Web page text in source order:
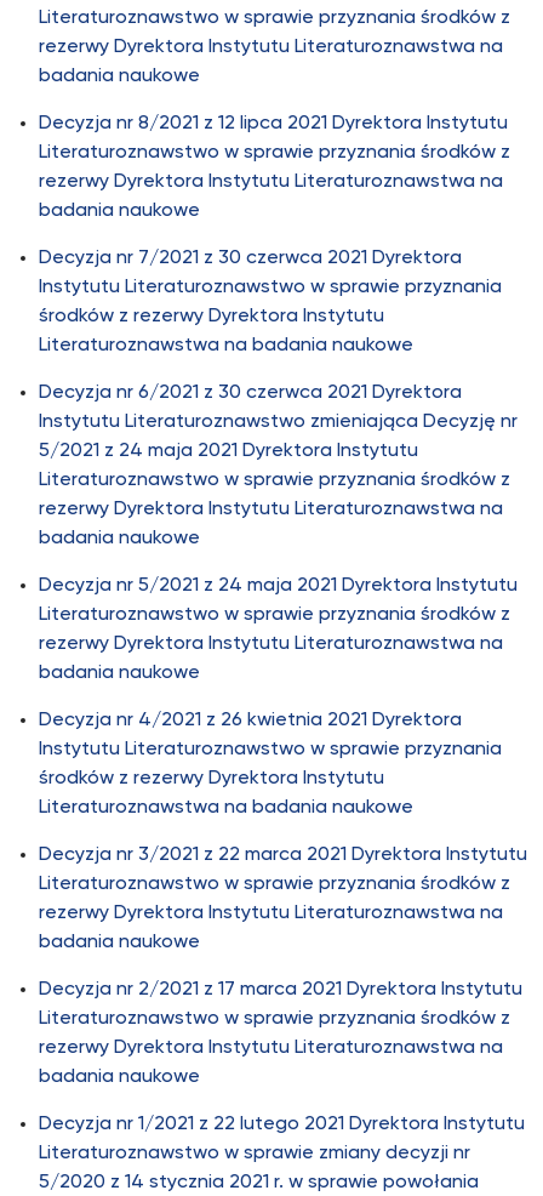
Literaturoznawstwo w sprawie przyznania środków z
rezerwy Dyrektora Instytutu Literaturoznawstwa na
badania naukowe
Decyzja nr 8/2021 z 12 lipca 2021 Dyrektora Instytutu
Literaturoznawstwo w sprawie przyznania środków z
rezerwy Dyrektora Instytutu Literaturoznawstwa na
badania naukowe
Decyzja nr 7/2021 z 30 czerwca 2021 Dyrektora
Instytutu Literaturoznawstwo w sprawie przyznania
środków z rezerwy Dyrektora Instytutu
Literaturoznawstwa na badania naukowe
Decyzja nr 6/2021 z 30 czerwca 2021 Dyrektora
Instytutu Literaturoznawstwo zmieniająca Decyzję nr
5/2021 z 24 maja 2021 Dyrektora Instytutu
Literaturoznawstwo w sprawie przyznania środków z
rezerwy Dyrektora Instytutu Literaturoznawstwa na
badania naukowe
Decyzja nr 5/2021 z 24 maja 2021 Dyrektora Instytutu
Literaturoznawstwo w sprawie przyznania środków z
rezerwy Dyrektora Instytutu Literaturoznawstwa na
badania naukowe
Decyzja nr 4/2021 z 26 kwietnia 2021 Dyrektora
Instytutu Literaturoznawstwo w sprawie przyznania
środków z rezerwy Dyrektora Instytutu
Literaturoznawstwa na badania naukowe
Decyzja nr 3/2021 z 22 marca 2021 Dyrektora Instytutu
Literaturoznawstwo w sprawie przyznania środków z
rezerwy Dyrektora Instytutu Literaturoznawstwa na
badania naukowe
Decyzja nr 2/2021 z 17 marca 2021 Dyrektora Instytutu
Literaturoznawstwo w sprawie przyznania środków z
rezerwy Dyrektora Instytutu Literaturoznawstwa na
badania naukowe
Decyzja nr 1/2021 z 22 lutego 2021 Dyrektora Instytutu
Literaturoznawstwo w sprawie zmiany decyzji nr
5/2020 z 14 stycznia 2021 r. w sprawie powołania